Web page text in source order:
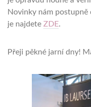
Novinky nám postupně
je najdete ZDE.
Přeji pěkné jarní dny!